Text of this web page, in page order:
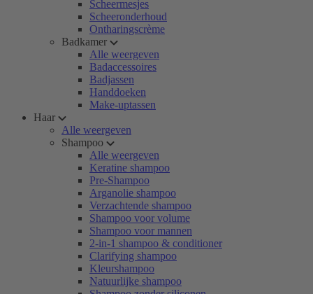
Scheermesjes
Scheeronderhoud
Ontharingscrème
Badkamer
Alle weergeven
Badaccessoires
Badjassen
Handdoeken
Make-uptassen
Haar
Alle weergeven
Shampoo
Alle weergeven
Keratine shampoo
Pre-Shampoo
Arganolie shampoo
Verzachtende shampoo
Shampoo voor volume
Shampoo voor mannen
2-in-1 shampoo & conditioner
Clarifying shampoo
Kleurshampoo
Natuurlijke shampoo